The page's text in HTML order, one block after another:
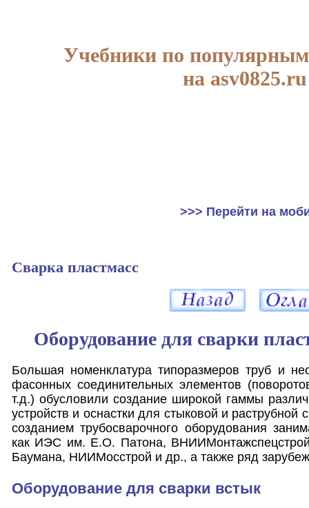
Учебники по
на asv0825.ru
>>> Перейти на
Сварка пластмасс
Оборудование для сварки
Большая номенклатура типоразмеров труб и
фасонных соединительных элементов
т.д.) обусловили создание широкой гаммы
устройств и оснастки для стыковой и
созданием трубосварочного оборудования
как ИЭС им. Е.О. Патона,
Баумана, НИИМосстрой и др., а также ряд
Оборудование для сварки встык